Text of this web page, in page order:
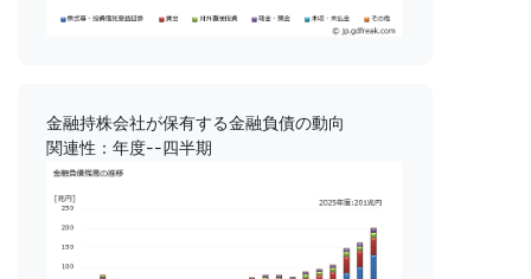
金融持株会社が保有する金融負債の動向
関連性：年度--四半期